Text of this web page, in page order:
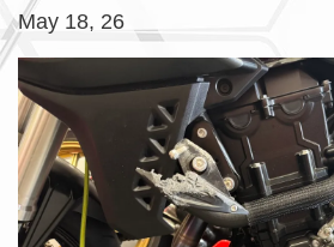
May 18, 26